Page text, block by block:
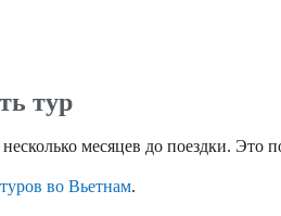
тур
месяцев до поездки.
во Вьетнам.